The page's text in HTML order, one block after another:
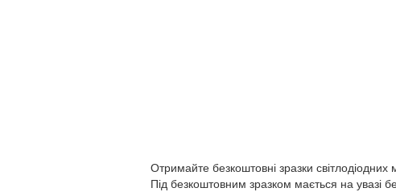
Отримайте безкоштовні зразки світлодіодних
Під безкоштовним зразком мається на увазі